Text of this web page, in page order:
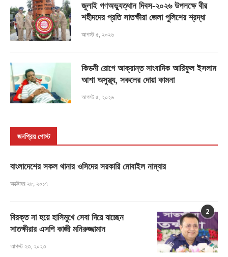
জুলাই গণঅভ্যুত্থান দিবস-২০২৬ উপলক্ষে বীর
শহীদদের প্রতি সাতক্ষীরা জেলা পুলিশের শ্রদ্ধা
আগস্ট ৫, ২০২৬
কিডনী রোগে আক্রান্ত সাংবাদিক আরিফুল ইসলাম
আশা অসুস্থ্য, সকলের দোয়া কামনা
আগস্ট ৫, ২০২৬
জনপ্রিয় পোস্ট
বাংলাদেশের সকল থানার ওসিদের সরকারি মোবাইল নাম্বার
অক্টোবর ২৮, ২০১৭
2
বিরক্ত না হয়ে হাসিমুখে সেবা দিয়ে যাচ্ছেন
সাতক্ষীরার এসপি কাজী মনিরুজ্জামান
আগস্ট ২৩, ২০২৩